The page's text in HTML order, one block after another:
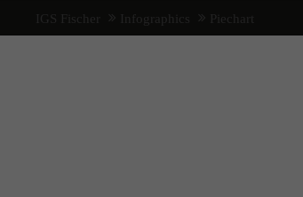
IGS Fischer Infographics Piechart